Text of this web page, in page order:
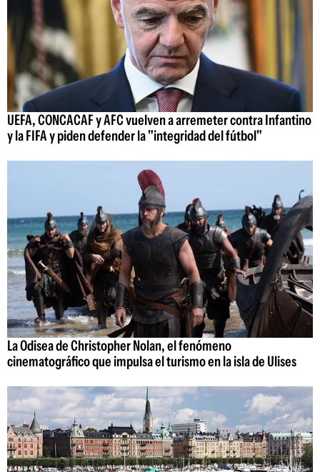
UEFA, CONCACAF y AFC vuelven a arremeter contra Infantino
y la FIFA y piden defender la "integridad del fútbol"
La Odisea de Christopher Nolan, el fenómeno
cinematográfico que impulsa el turismo en la isla de Ulises